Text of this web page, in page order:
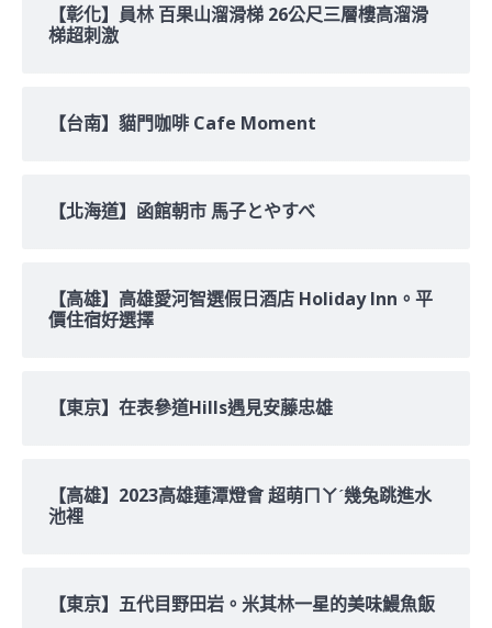
【彰化】員林 百果山溜滑梯 26公尺三層樓高溜滑
梯超刺激
【台南】貓門咖啡 Cafe Moment
【北海道】函館朝市 馬子とやすべ
【高雄】高雄愛河智選假日酒店 Holiday Inn。平
價住宿好選擇
【東京】在表參道Hills遇見安藤忠雄
【高雄】2023高雄蓮潭燈會 超萌ㄇㄚˊ幾兔跳進水
池裡
【東京】五代目野田岩。米其林一星的美味鰻魚飯